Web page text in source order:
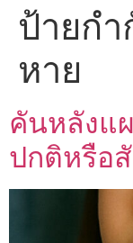
ป้ายกำ
หาย
คันหลังแผ
ปกติหรือ